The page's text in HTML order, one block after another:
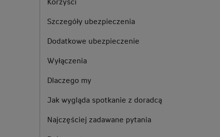
Szczegóły ubezpieczenia
Dodatkowe ubezpieczenie
Wyłączenia
Dlaczego my
Jak wygląda spotkanie z doradcą
Najczęściej zadawane pytania